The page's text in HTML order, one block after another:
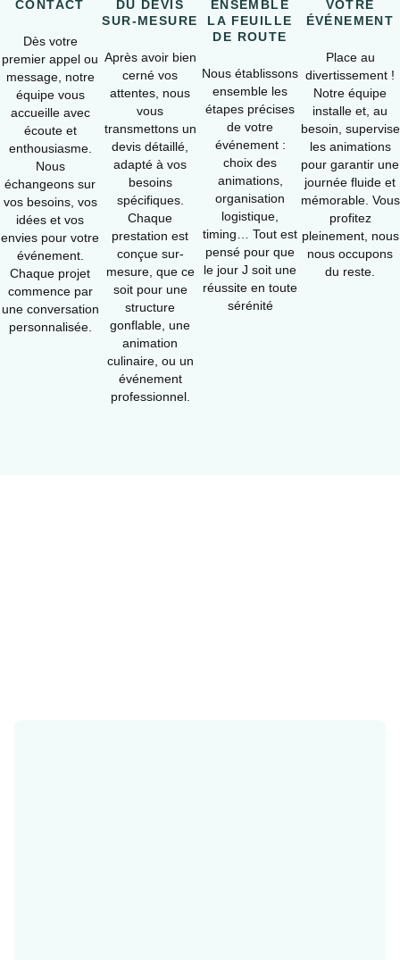
CONTACT
Dès votre
premier appel ou
message, notre
équipe vous
accueille avec
écoute et
enthousiasme.
Nous
échangeons sur
vos besoins, vos
idées et vos
envies pour votre
événement.
Chaque projet
commence par
une conversation
personnalisée.
DU DEVIS
SUR-MESURE
Après avoir bien
cerné vos
attentes, nous
vous
transmettons un
devis détaillé,
adapté à vos
besoins
spécifiques.
Chaque
prestation est
conçue sur-
mesure, que ce
soit pour une
structure
gonflable, une
animation
culinaire, ou un
événement
professionnel.
ENSEMBLE
LA FEUILLE
DE ROUTE
Nous établissons
ensemble les
étapes précises
de votre
événement :
choix des
animations,
organisation
logistique,
timing… Tout est
pensé pour que
le jour J soit une
réussite en toute
sérénité
VOTRE
ÉVÉNEMENT
Place au
divertissement !
Notre équipe
installe et, au
besoin, supervise
les animations
pour garantir une
journée fluide et
mémorable. Vous
profitez
pleinement, nous
nous occupons
du reste.